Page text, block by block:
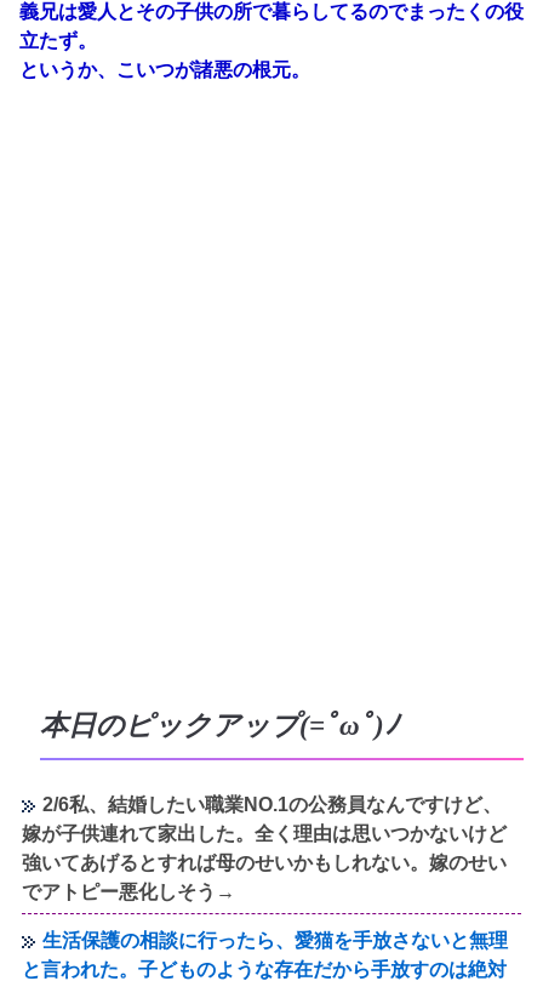
義兄は愛人とその子供の所で暮らしてるのでまったくの役
立たず。
というか、こいつが諸悪の根元。
本日のピックアップ(=ﾟωﾟ)ﾉ
2/6私、結婚したい職業NO.1の公務員なんですけど、
嫁が子供連れて家出した。全く理由は思いつかないけど
強いてあげるとすれば母のせいかもしれない。嫁のせい
でアトピー悪化しそう→
生活保護の相談に行ったら、愛猫を手放さないと無理
と言われた。子どものような存在だから手放すのは絶対